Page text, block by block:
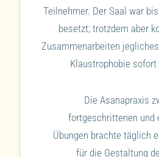
Teilnehmer. Der Saal war
besetzt; trotzdem aber
Zusammenarbeiten
Klaustrophobie sofort
Die Asanapraxis
fortgeschrittenen und
Übungen brachte täglich
für die Gestaltung